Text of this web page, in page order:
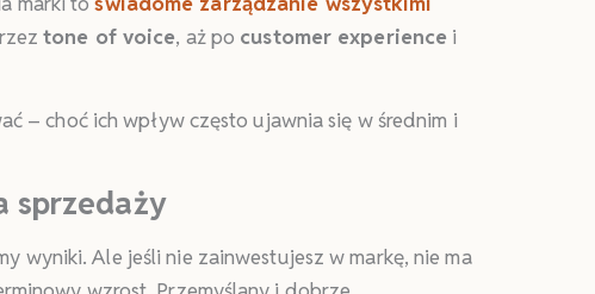
tone of voice, aż po customer experience i
– choć ich wpływ często ujawnia się w średnim i
sprzedaży
wyniki. Ale jeśli nie zainwestujesz w markę, nie ma